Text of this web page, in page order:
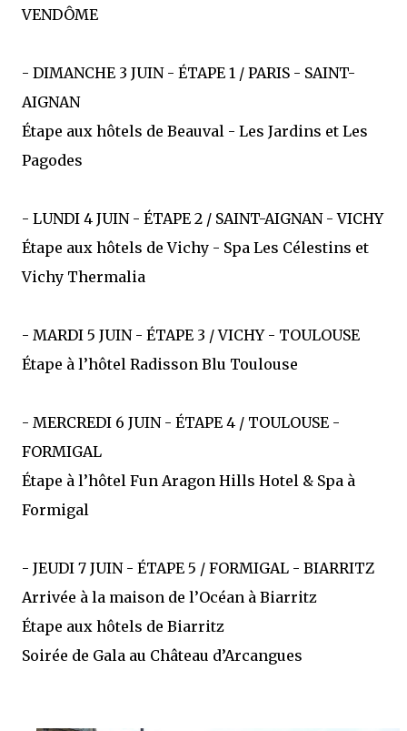
VENDÔME
- DIMANCHE 3 JUIN - ÉTAPE 1 / PARIS - SAINT-
AIGNAN
Étape aux hôtels de Beauval - Les Jardins et Les
Pagodes
- LUNDI 4 JUIN - ÉTAPE 2 / SAINT-AIGNAN - VICHY
Étape aux hôtels de Vichy - Spa Les Célestins et
Vichy Thermalia
- MARDI 5 JUIN - ÉTAPE 3 / VICHY - TOULOUSE
Étape à l’hôtel Radisson Blu Toulouse
- MERCREDI 6 JUIN - ÉTAPE 4 / TOULOUSE -
FORMIGAL
Étape à l’hôtel Fun Aragon Hills Hotel & Spa à
Formigal
- JEUDI 7 JUIN - ÉTAPE 5 / FORMIGAL - BIARRITZ
Arrivée à la maison de l’Océan à Biarritz
Étape aux hôtels de Biarritz
Soirée de Gala au Château d’Arcangues